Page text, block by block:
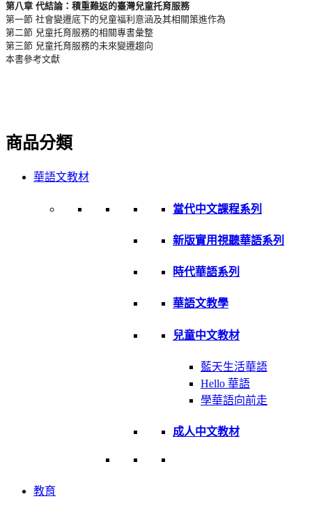
第八章 代結論：積重難返的臺灣兒童托育服務
第一節 社會變遷底下的兒童福利意涵及其相關策進作為
第二節 兒童托育服務的相關專書彙整
第三節 兒童托育服務的未來變遷趨向
本書參考文獻
商品分類
華語文教材
當代中文課程系列
新版實用視聽華語系列
時代華語系列
華語文教學
兒童中文教材
藍天生活華語
Hello 華語
學華語向前走
成人中文教材
教育